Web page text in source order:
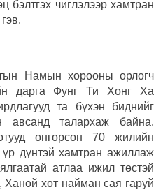
бэлтгэх чиглэлээр хамтран
Намын хорооны орлогч
дарга Фунг Ти Хонг Ха
та бүхэн биднийг
авсанд талархаж байна.
өнгөрсөн 70 жилийн
дүнтэй хамтран ажиллаж
атлаа ижил төстэй
Ханой хот найман сая гаруй